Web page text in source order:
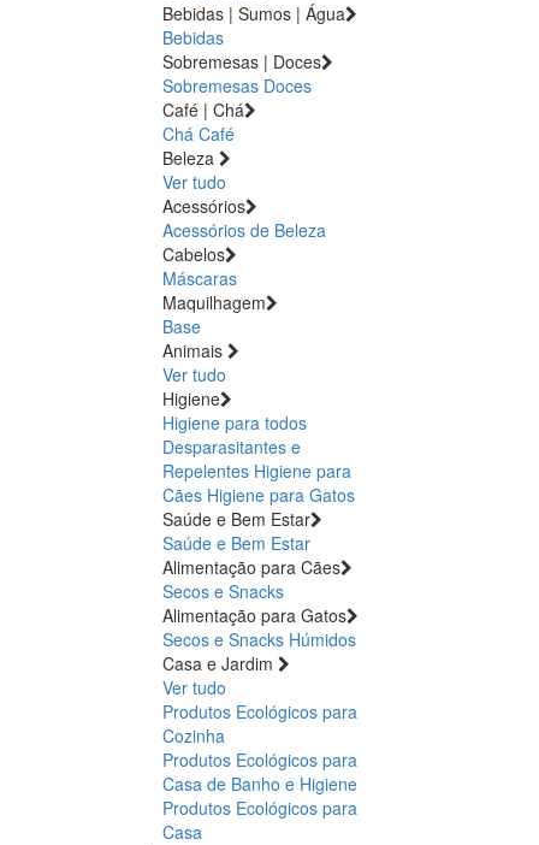
Bebidas | Sumos | Água
Bebidas
Sobremesas | Doces
Sobremesas Doces
Café | Chá
Chá Café
Beleza
Ver tudo
Acessórios
Acessórios de Beleza
Cabelos
Máscaras
Maquilhagem
Base
Animais
Ver tudo
Higiene
Higiene para todos
Desparasitantes e
Repelentes Higiene para
Cães Higiene para Gatos
Saúde e Bem Estar
Saúde e Bem Estar
Alimentação para Cães
Secos e Snacks
Alimentação para Gatos
Secos e Snacks Húmidos
Casa e Jardim
Ver tudo
Produtos Ecológicos para
Cozinha
Produtos Ecológicos para
Casa de Banho e Higiene
Produtos Ecológicos para
Casa